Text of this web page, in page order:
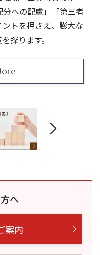
への配慮」「第三者
トを押さえ、膨大な
探ります。
へ
案内